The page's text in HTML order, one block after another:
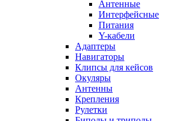
Антенные
Интерфейсные
Питания
Y-кабели
Адаптеры
Навигаторы
Клипсы для кейсов
Окуляры
Антенны
Крепления
Рулетки